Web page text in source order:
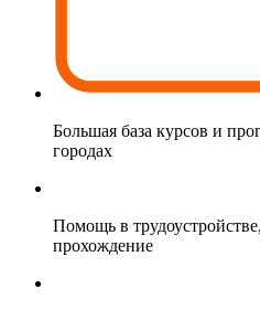
Большая база курсов и
городах
Помощь в
прохождение